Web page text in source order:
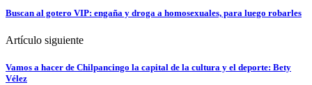
Buscan al gotero VIP: engaña y droga a homosexuales, para luego robarles
Artículo siguiente
Vamos a hacer de Chilpancingo la capital de la cultura y el deporte: Bety
Vélez